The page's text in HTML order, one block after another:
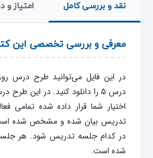
نقد و بررسی کامل امتیاز و
معرفی و بررسی تخصصی این
در این فایل می‌توانید طرح درس
درس ۵ را دانلود کنید. در این
اختیار شما قرار داده شده تمامی
تدریس بیان شده و مشخص شده
شده است.